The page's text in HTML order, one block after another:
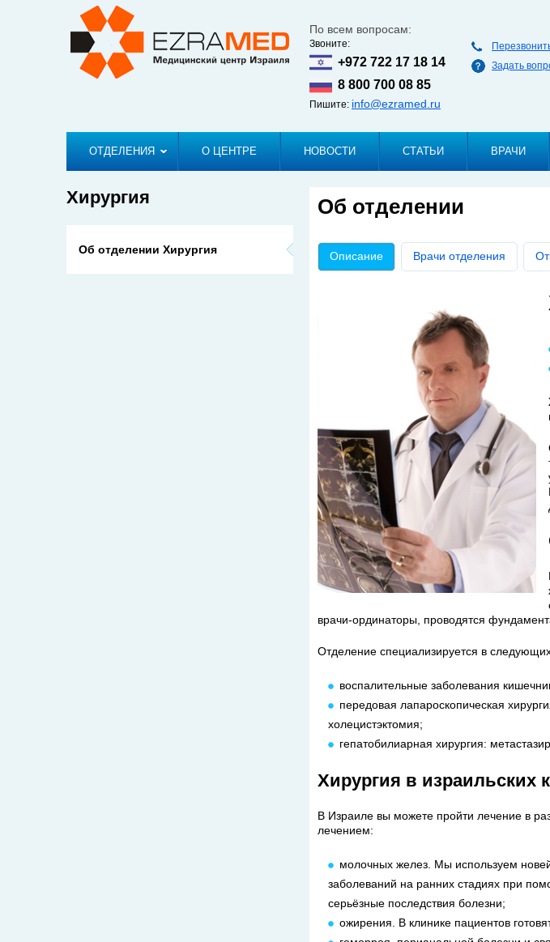
По всем вопросам:
Звоните:
+972 722 17 18 14
8 800 700 08 85
Пишите: info@ezramed.ru
Задать
ОТДЕЛЕНИЯ О ЦЕНТРЕ НОВОСТИ СТАТЬИ ВРАЧИ
Хирургия
Об отделении Хирургия
Об отделении
Главные вкладки
Описание (активная вкладка)
Врачи отделения
врачи-ординаторы, проводятся
Отделение специализируется в
воспалительные заболевания
передовая лапароскопическая
холецистэктомия;
гепатобилиарная хирургия:
Хирургия в израильских
В Израиле вы можете пройти лечение в
лечением:
молочных желез. Мы используем
заболеваний на ранних стадиях при
серьёзные последствия болезни;
ожирения. В клинике пациентов